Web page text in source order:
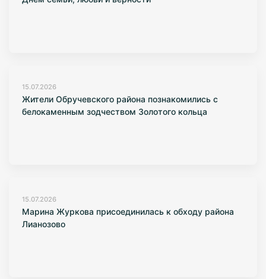
15.07.2026
Жители Обручевского района познакомились с
белокаменным зодчеством Золотого кольца
15.07.2026
Марина Журкова присоединилась к обходу района
Лианозово